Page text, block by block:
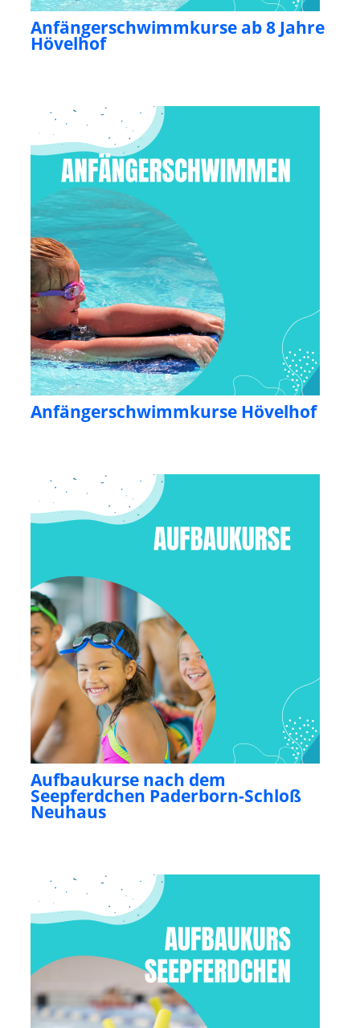
Anfängerschwimmkurse ab 8 Jahre
Hövelhof
Anfängerschwimmkurse Hövelhof
Aufbaukurse nach dem
Seepferdchen Paderborn-Schloß
Neuhaus